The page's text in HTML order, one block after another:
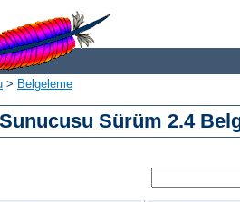
> Belgeleme
Sürüm 2.4